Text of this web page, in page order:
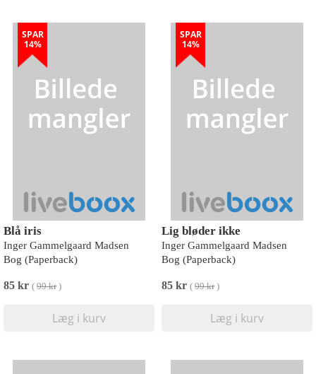
SPAR
14%
Blå iris
Inger Gammelgaard Madsen
Bog (Paperback)
85 kr ( 99 kr)
Læg i kurv
SPAR
14%
Lig bløder ikke
Inger Gammelgaard Madsen
Bog (Paperback)
85 kr ( 99 kr)
Læg i kurv